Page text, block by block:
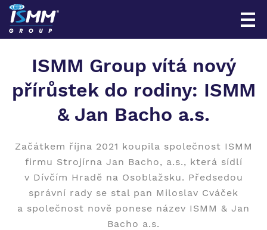
ISMM Group vítá nový
přírůstek do rodiny: ISMM
& Jan Bacho a.s.
Začátkem října 2021 koupila společnost ISMM
firmu Strojírna Jan Bacho, a.s., která sídlí
v Dívčím Hradě na Osoblažsku. Předsedou
správní rady se stal pan Miloslav Cváček
a společnost nově ponese název ISMM & Jan
Bacho a.s.